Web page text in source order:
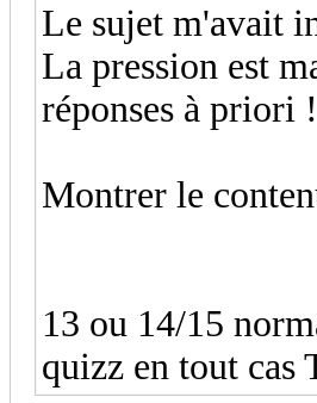
Le sujet m'avait
La pression est
réponses à priori !
Montrer le
13 ou 14/15
quizz en tout cas